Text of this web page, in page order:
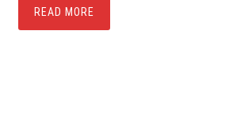
READ MORE